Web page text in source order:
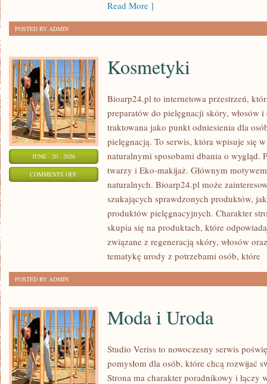
Read More ]
POSTED BY ADMIN
JUNE - 20 - 2026
COMMENTS OFFON
KOSMETYKI
Kosmetyki
Bioarp24.pl to internetowa przestrzeń,
preparatów do pielęgnacji skóry, włosów i
traktowana jako punkt odniesienia dla
pielęgnacją. To serwis, która wpisuje się
naturalnymi sposobami dbania o wygląd.
twarzy i Eko-makijaż. Głównym
naturalnych. Bioarp24.pl może
szukających sprawdzonych produktów,
produktów pielęgnacyjnych. Charakter
skupia się na produktach, które
związane z regeneracją skóry, włosów
tematykę urody z potrzebami osób, które
POSTED BY ADMIN
Moda i Uroda
Studio Veriss to nowoczesny serwis
pomysłom dla osób, które chcą rozwijać
Strona ma charakter poradnikowy i łączy